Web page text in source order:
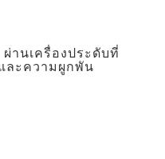
านเครื่องประดับที่
ละความผูกพัน